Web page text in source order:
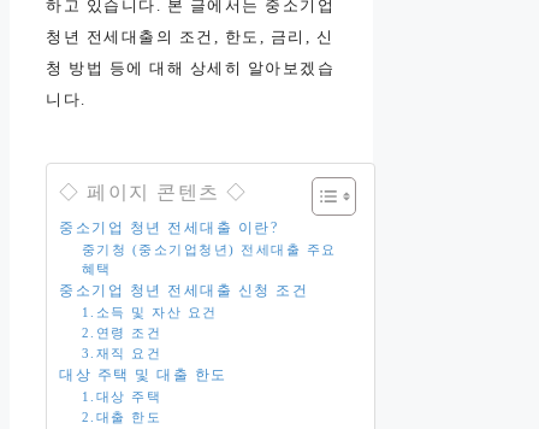
하고 있습니다. 본 글에서는 중소기업
청년 전세대출의 조건, 한도, 금리, 신
청 방법 등에 대해 상세히 알아보겠습
니다.
◇ 페이지 콘텐츠 ◇
중소기업 청년 전세대출 이란?
중기청 (중소기업청년) 전세대출 주요
혜택
중소기업 청년 전세대출 신청 조건
1.소득 및 자산 요건
2.연령 조건
3.재직 요건
대상 주택 및 대출 한도
1.대상 주택
2.대출 한도